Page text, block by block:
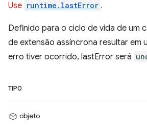
Use runtime.lastError .
Definido para o ciclo de vida de um
de extensão assíncrona resultar em
erro tiver ocorrido, lastError será
TIPO
objeto